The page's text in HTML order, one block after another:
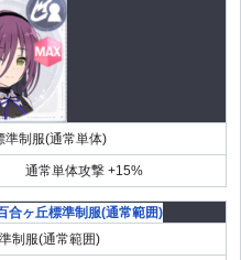
準制服(通常単体)
通常単体攻撃 +15%
制服(通常範囲)